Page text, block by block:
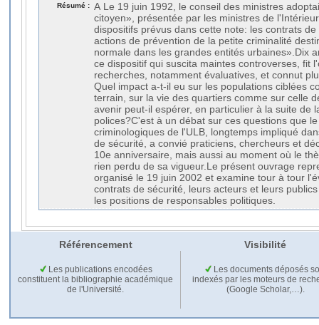
Résumé : A Le 19 juin 1992, le conseil des ministres
citoyen», présentée par les ministres de
dispositifs prévus dans cette note: les contrats
actions de prévention de la petite criminalité
normale dans les grandes entités urbaines».Dix
ce dispositif qui suscita maintes controverses, fit
recherches, notamment évaluatives, et connut
Quel impact a-t-il eu sur les populations ciblées
terrain, sur la vie des quartiers comme sur celle
avenir peut-il espérer, en particulier à la suite de
polices?C'est à un débat sur ces questions que
criminologiques de l'ULB, longtemps impliqué
de sécurité, a convié praticiens, chercheurs et
10e anniversaire, mais aussi au moment où le
rien perdu de sa vigueur.Le présent ouvrage
organisé le 19 juin 2002 et examine tour à tour
contrats de sécurité, leurs acteurs et leurs
les positions de responsables politiques.
Référencement Visibilité
Les publications encodées
constituent la bibliographie académique
de l'Université.
Les documents déposés
indexés par les moteurs de
(Google Scholar,…).